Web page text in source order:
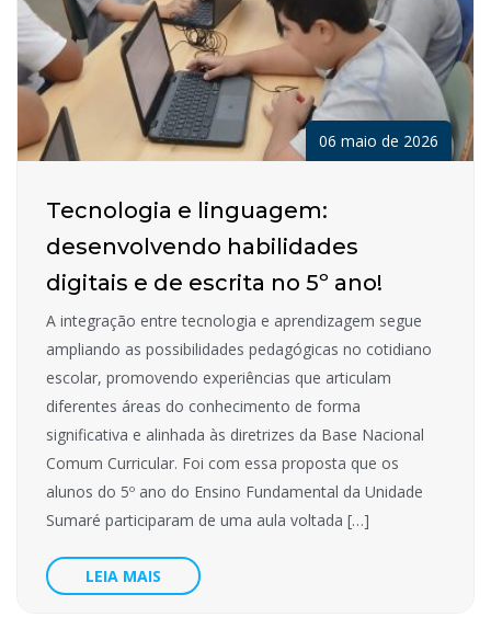
06 maio de 2026
Tecnologia e linguagem:
desenvolvendo habilidades
digitais e de escrita no 5º ano!
A integração entre tecnologia e aprendizagem segue
ampliando as possibilidades pedagógicas no cotidiano
escolar, promovendo experiências que articulam
diferentes áreas do conhecimento de forma
significativa e alinhada às diretrizes da Base Nacional
Comum Curricular. Foi com essa proposta que os
alunos do 5º ano do Ensino Fundamental da Unidade
Sumaré participaram de uma aula voltada […]
LEIA MAIS